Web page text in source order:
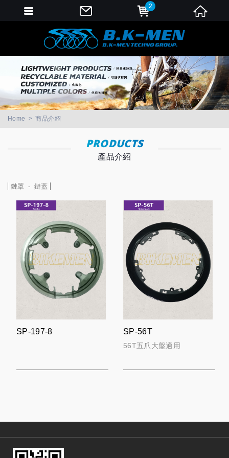
Home 商品介紹
PRODUCTS
產品介紹
鏈罩 鏈蓋
SP-197-8 SP-56T
56T五爪大盤適用
2
會員登入
加入會員
忘記密碼
訂單查詢
個人資料修改
填寫匯款通知